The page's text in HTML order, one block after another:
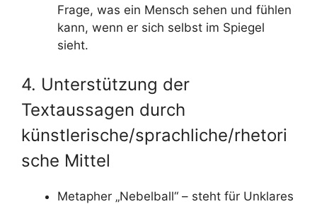
Frage, was ein Mensch sehen und fühlen
kann, wenn er sich selbst im Spiegel
sieht.
4. Unterstützung der
Textaussagen durch
künstlerische/sprachliche/rhetori
sche Mittel
Metapher „Nebelball“ – steht für Unklares